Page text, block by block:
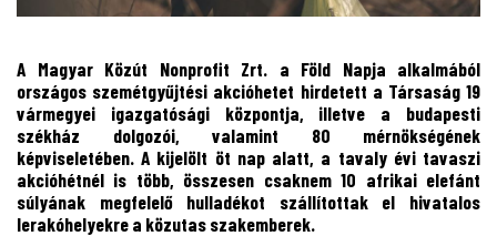
A Magyar Közút Nonprofit Zrt. a Föld Napja alkalmából
országos szemétgyűjtési akcióhetet hirdetett a Társaság 19
vármegyei igazgatósági központja, illetve a budapesti
székház dolgozói, valamint 80 mérnökségének
képviseletében. A kijelölt öt nap alatt, a tavaly évi tavaszi
akcióhétnél is több, összesen csaknem 10 afrikai elefánt
súlyának megfelelő hulladékot szállítottak el hivatalos
lerakóhelyekre a közutas szakemberek.